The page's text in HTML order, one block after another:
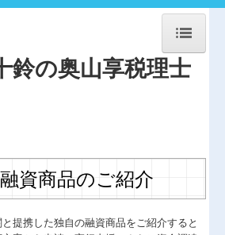
資商品のご紹介
提携した独自の融資商品をご紹介すると